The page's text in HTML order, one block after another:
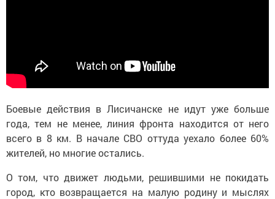
Боевые действия в Лисичанске не идут уже больше
года, тем не менее, линия фронта находится от него
всего в 8 км. В начале СВО оттуда уехало более 60%
жителей, но многие остались.
О том, что движет людьми, решившими не покидать
город, кто возвращается на малую родину и мыслях